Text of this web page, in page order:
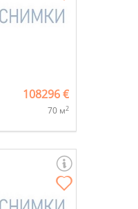
108296 €
70 м2